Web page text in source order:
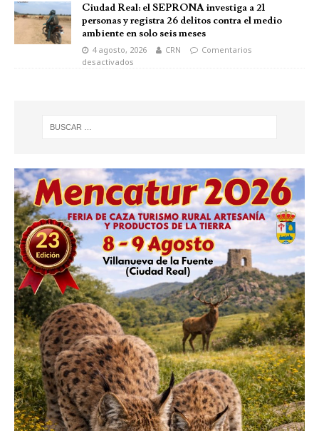
Ciudad Real: el SEPRONA investiga a 21
personas y registra 26 delitos contra el medio
ambiente en solo seis meses
4 agosto, 2026 CRN
Comentarios
desactivados